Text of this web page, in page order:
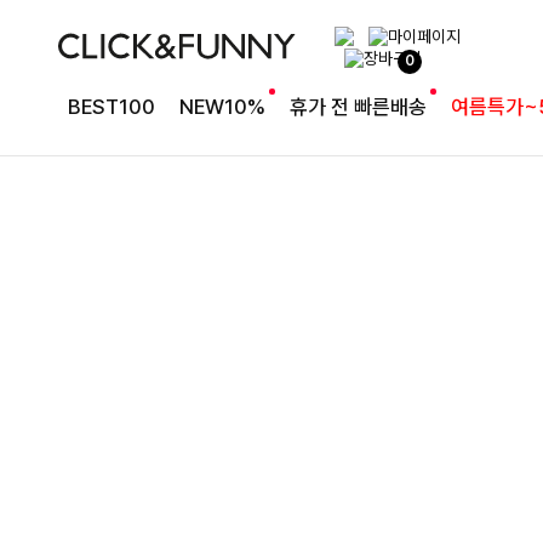
0
BEST100 NEW10% 휴가 전 빠른배송 여름특가
완성도 높은 원피스SET
특스트라이프 링클원피스+스트링자켓SET